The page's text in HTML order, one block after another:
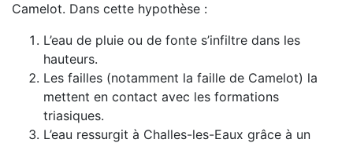
Camelot. Dans cette hypothèse :
L’eau de pluie ou de fonte s’infiltre dans les
hauteurs.
Les failles (notamment la faille de Camelot) la
mettent en contact avec les formations
triasiques.
L’eau ressurgit à Challes-les-Eaux grâce à un